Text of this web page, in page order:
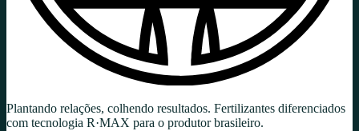
Plantando relações, colhendo resultados. Fertilizantes diferenciados
com tecnologia R·MAX para o produtor brasileiro.